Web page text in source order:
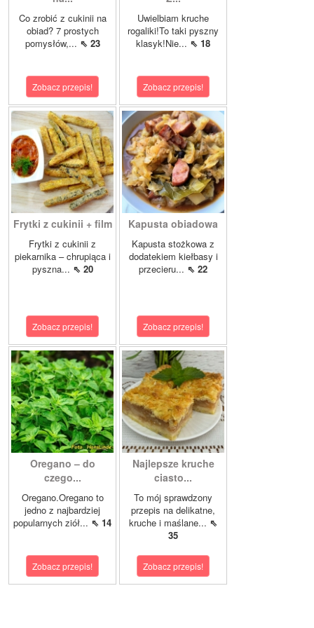
Co zrobić z cukinii na
obiad? 7 prostych
pomysłów,... ⇖ 23
Zobacz przepis!
Uwielbiam kruche
rogaliki!To taki pyszny
klasyk!Nie... ⇖ 18
Zobacz przepis!
Frytki z cukinii + film
Frytki z cukinii z
piekarnika – chrupiąca i
pyszna... ⇖ 20
Zobacz przepis!
Kapusta obiadowa
Kapusta stożkowa z
dodatekiem kiełbasy i
przecieru... ⇖ 22
Zobacz przepis!
Oregano – do
czego...
Oregano.Oregano to
jedno z najbardziej
popularnych ziół... ⇖ 14
Zobacz przepis!
Najlepsze kruche
ciasto...
To mój sprawdzony
przepis na delikatne,
kruche i maślane... ⇖
35
Zobacz przepis!